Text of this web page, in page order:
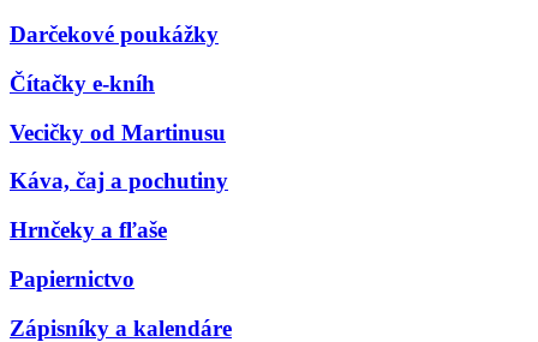
Darčekové poukážky
Čítačky e-kníh
Vecičky od Martinusu
Káva, čaj a pochutiny
Hrnčeky a fľaše
Papiernictvo
Zápisníky a kalendáre